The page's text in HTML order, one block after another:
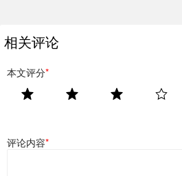
相关评论
本文评分*
评论内容*